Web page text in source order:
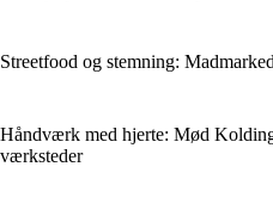
Streetfood og stemning:
Håndværk med hjerte: Mød
værksteder